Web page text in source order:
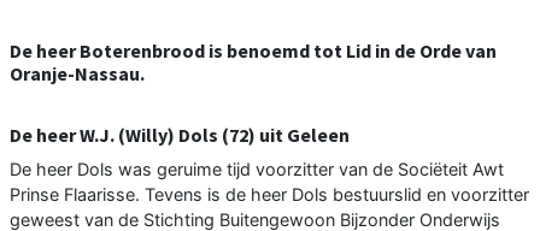
De heer Boterenbrood is benoemd tot Lid in de Orde van
Oranje-Nassau.
De heer W.J. (Willy) Dols (72) uit Geleen
De heer Dols was geruime tijd voorzitter van de Sociëteit Awt
Prinse Flaarisse. Tevens is de heer Dols bestuurslid en voorzitter
geweest van de Stichting Buitengewoon Bijzonder Onderwijs